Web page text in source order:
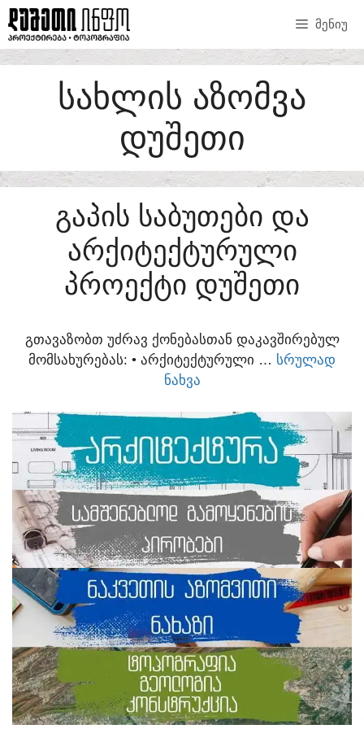
SKIP
TO
CONTENT
ᲛᲔᲜᲘᲣ
ᲡᲐᲮᲚᲘᲡ ᲐᲖᲝᲛᲕᲐ
ᲓᲣᲨᲔᲗᲘ
ᲒᲐᲞᲘᲡ ᲡᲐᲑᲣᲗᲔᲑᲘ ᲓᲐ
ᲐᲠᲥᲘᲢᲔᲥᲢᲣᲠᲣᲚᲘ
ᲞᲠᲝᲔᲥᲢᲘ ᲓᲣᲨᲔᲗᲘ
ᲒᲗᲐᲕᲐᲖᲝᲑᲗ ᲣᲫᲠᲐᲕ ᲥᲝᲜᲔᲑᲐᲡᲗᲐᲜ ᲓᲐᲙᲐᲕᲨᲘᲠᲔᲑᲣᲚ
ᲛᲝᲛᲡᲐᲮᲣᲠᲔᲑᲐᲡ:​ • ᲐᲠᲥᲘᲢᲔᲥᲢᲣᲠᲣᲚᲘ … ᲡᲠᲣᲚᲐᲓ
ᲜᲐᲮᲕᲐ